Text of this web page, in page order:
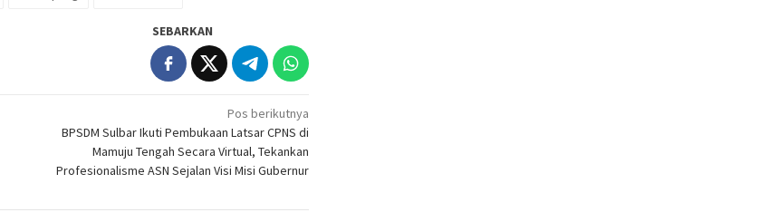
SEBARKAN
Pos berikutnya
BPSDM Sulbar Ikuti Pembukaan Latsar CPNS di
Mamuju Tengah Secara Virtual, Tekankan
Profesionalisme ASN Sejalan Visi Misi Gubernur